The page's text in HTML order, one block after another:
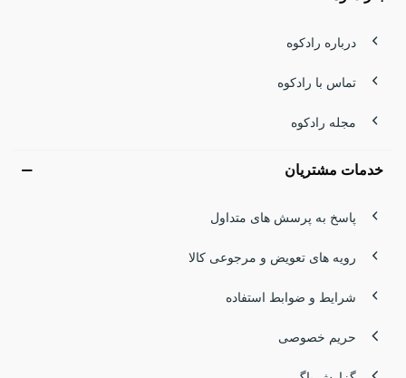
درباره رادکوه
تماس با رادکوه
مجله رادکوه
خدمات مشتریان
پاسخ به پرسش های متداول
رویه های تعویض و مرجوعی کالا
شرایط و ضوابط استفاده
حریم خصوصی